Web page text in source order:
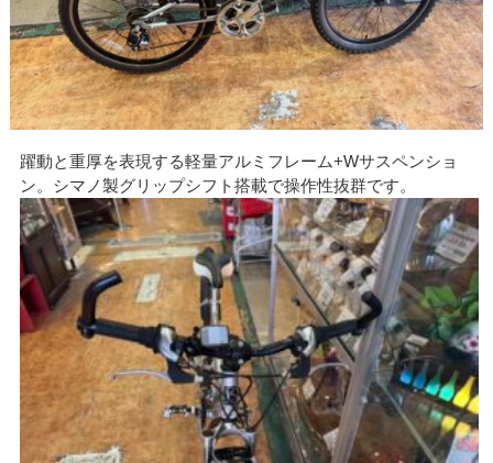
躍動と重厚を表現する軽量アルミフレーム+Wサスペンショ
ン。シマノ製グリップシフト搭載で操作性抜群です。